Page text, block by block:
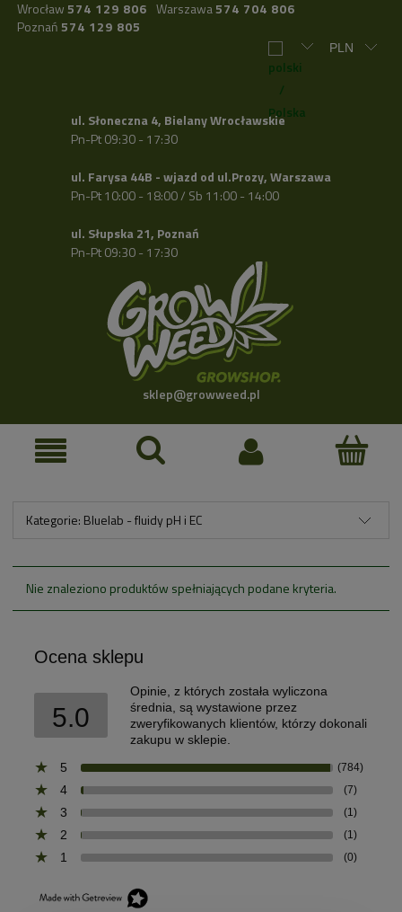
Wrocław 574 129 806 Warszawa574 704 806
Poznań 574 129 805
ul. Słoneczna 4, Bielany Wrocławskie
Pn-Pt 09:30 - 17:30
ul. Farysa 44B - wjazd od ul.Prozy, Warszawa
Pn-Pt 10:00 - 18:00 / Sb 11:00 - 14:00
ul. Słupska 21, Poznań
Pn-Pt 09:30 - 17:30
sklep@growweed.pl
Kategorie: Bluelab - fluidy pH i EC
Nie znaleziono produktów spełniających podane kryteria.
Ocena sklepu
5.0
Opinie, z których została wyliczona
średnia, są wystawione przez
zweryfikowanych klientów, którzy dokonali
zakupu w sklepie.
5
(784)
4 (7)
3 (1)
2 (1)
1 (0)